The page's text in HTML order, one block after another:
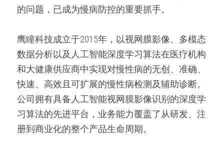
的问题，已成为慢病防控的重要抓手。
鹰瞳科技成立于2015年，以视网膜影像、多模态
数据分析以及人工智能深度学习算法在医疗机构
和大健康供应商中实现对慢性病的无创、准确、
快速、高效且可扩展的慢性病检测及辅助诊断。
公司拥有具备人工智能视网膜影像识别的深度学
习算法的先进平台，业务能力覆盖了从研发、注
册到商业化的整个产品生命周期。